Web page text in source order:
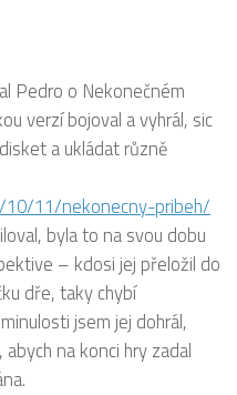
Pedro o Nekonečném
verzí bojoval a vyhrál, sic
a ukládat různě
10/11/nekonecny-pribeh/
byla to na svou dobu
– kdosi jej přeložil do
dře, taky chybí
jsem jej dohrál,
na konci hry zadal